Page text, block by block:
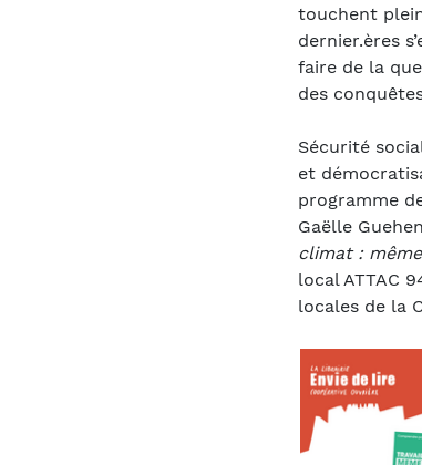
touchent
dernier.ères
faire de la
des
Sécurité
et
programme
Gaëlle
climat :
local ATTAC
locales de la